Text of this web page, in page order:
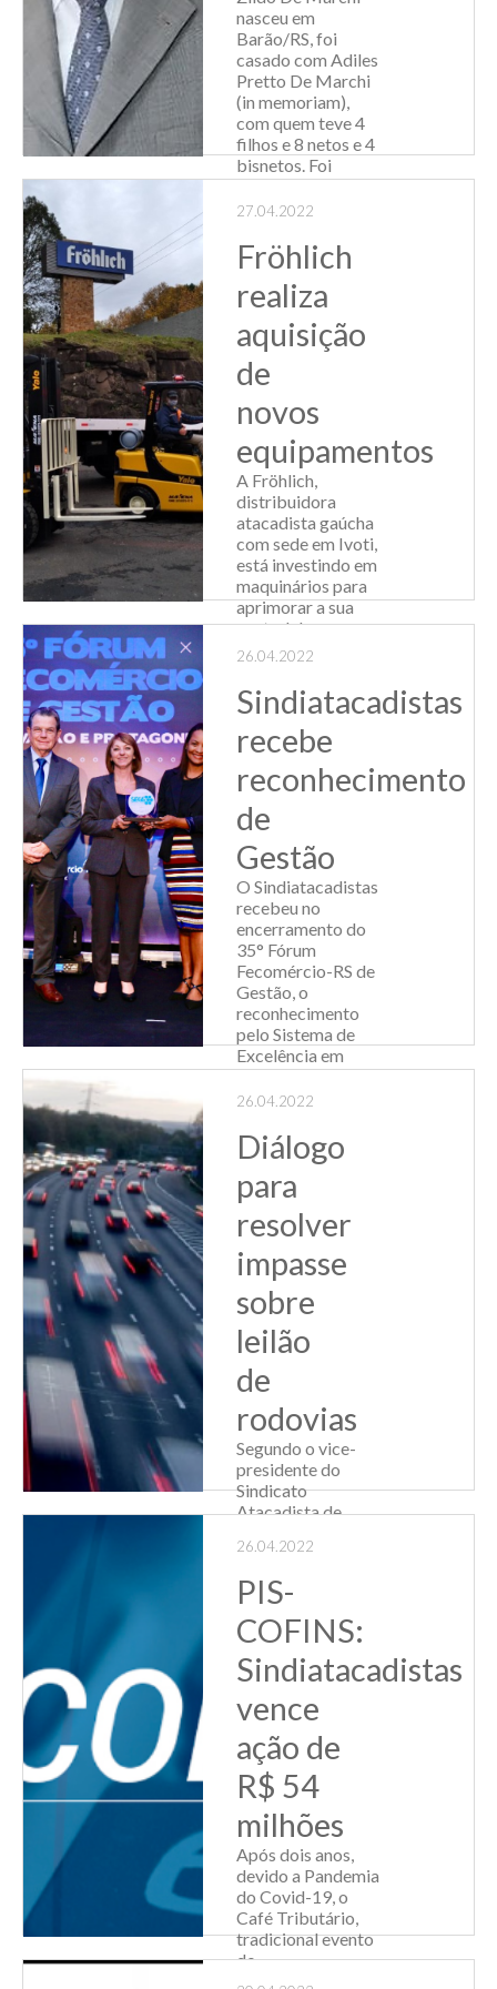
nasceu em
Barão/RS, foi
casado com Adiles
Pretto De Marchi
(in memoriam),
com quem teve 4
filhos e 8 netos e 4
bisnetos. Foi
emancipado por
seus pais aos 16
trabalhar e...
Leia Mais
27.04.2022
Fröhlich
realiza
aquisição
de
novos
equipamentos
A Fröhlich,
distribuidora
atacadista gaúcha
com sede em Ivoti,
está investindo em
maquinários para
aprimorar a sua
central de
distribuição com a
paleteiras elétricas
e duas
empilhadeir...
Leia Mais
26.04.2022
Sindiatacadistas
recebe
reconhecimento
de
Gestão
O Sindiatacadistas
recebeu no
encerramento do
35° Fórum
Fecomércio-RS de
Gestão, o
reconhecimento
pelo Sistema de
Excelência em
Gestão Sindical
(SEGS) 2021, junto
entidades. O SEGS
é um pr...
Leia Mais
26.04.2022
Diálogo
para
resolver
impasse
sobre
leilão
de
rodovias
Segundo o vice-
presidente do
Sindicato
Atacadista de
Químicos para a
Drogas e
Medicamentos de
Porto Alegre, Arno
Gleisner o
resultado do leilão
de rodovias da
Serra pode ser av...
Leia Mais
26.04.2022
PIS-
COFINS:
Sindiatacadistas
vence
ação de
R$ 54
milhões
Após dois anos,
devido a Pandemia
do Covid-19, o
Café Tributário,
tradicional evento
do
Sindiatacadistas